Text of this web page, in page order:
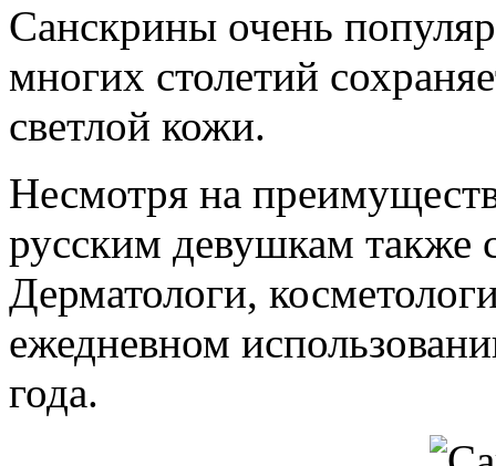
Санскрины очень
многих столетий
светлой кожи.
Несмотря на
русским девушкам также
Дерматологи,
ежедневном
года.